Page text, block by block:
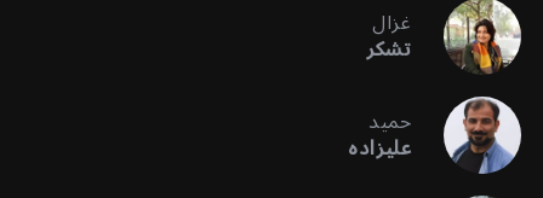
غزال
تشکر
حمید
علیزاده